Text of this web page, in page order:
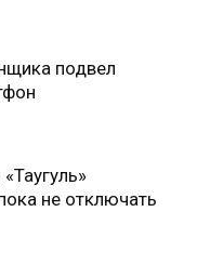
подвел
не отключать